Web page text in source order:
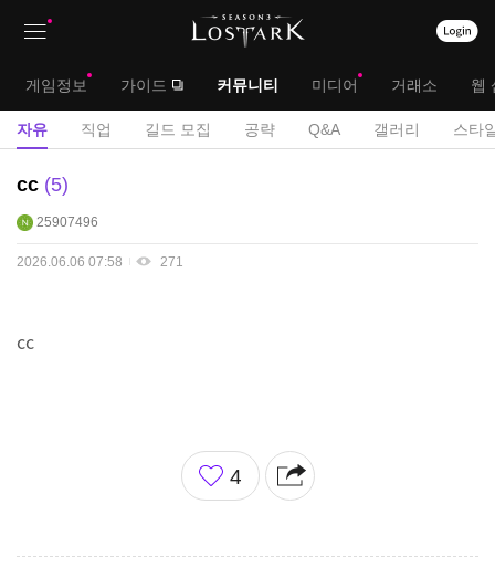
대
메
게임정보 가이드 커뮤니티 미디어 거래소 웹
서
자유 직업 길드 모집 공략 Q&A 갤러리 스타
자
게
cc 5
25907496
2026.06.06 07:58 271
cc
좋
아
4